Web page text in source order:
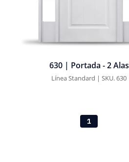
630 | Portada - 2 Alas
Línea Standard | SKU. 630
1